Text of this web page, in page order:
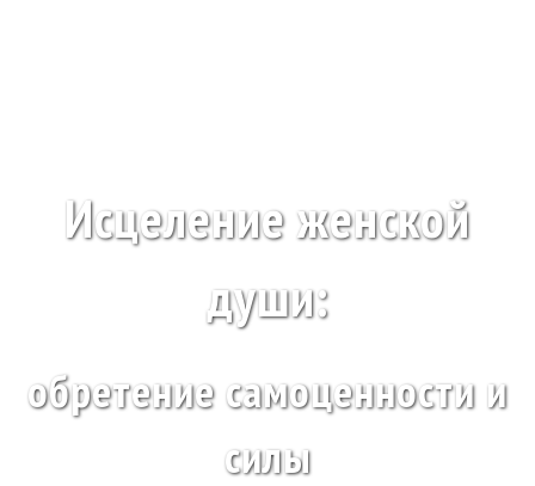
Исцеление женской
души:
обретение самоценности и
силы